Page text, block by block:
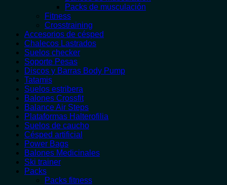
Packs de musculación
Fitness
Crosstraining
Accesorios de césped
Chalecos Lastrados
Suelos checker
Soporte Pesas
Discos y Barras Body Pump
Tatamis
Suelos estribera
Balones Crossfit
Balance Air Steps
Plataformas Halterofilia
Suelos de caucho
Césped artificial
Power Bags
Balones Medicinales
Ski trainer
Packs
Packs fitness